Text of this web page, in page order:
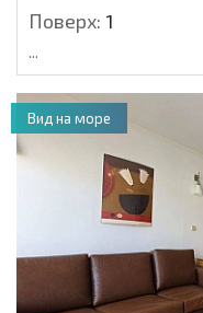
Поверх: 1
...
Вид на море